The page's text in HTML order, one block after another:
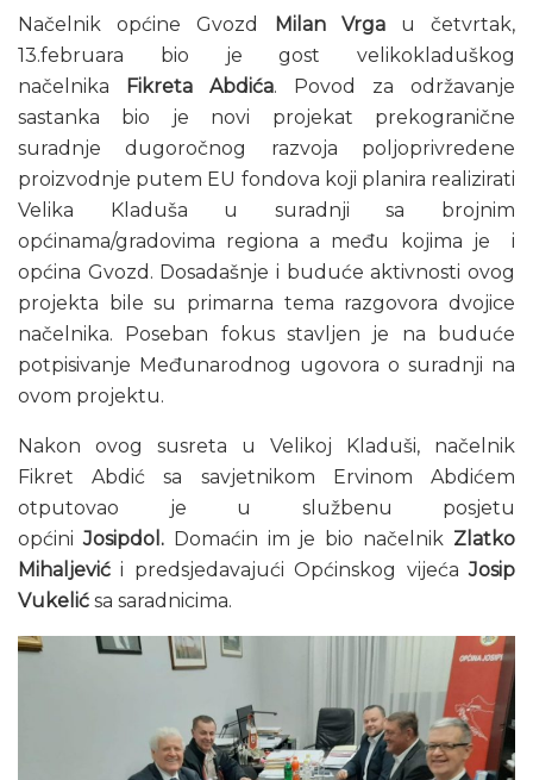
Načelnik općine Gvozd Milan Vrgau četvrtak,
13.februara bio je gost velikokladuškog
načelnika
Fikreta Abdića. Povod za održavanje
sastanka bio je novi projekat prekogranične
suradnje dugoročnog razvoja poljoprivredene
proizvodnje putem EU fondova koji planira realizirati
Velika Kladuša u suradnji sa brojnim
općinama/gradovima regiona a među kojima je i
općina Gvozd. Dosadašnje i buduće aktivnosti ovog
projekta bile su primarna tema razgovora dvojice
načelnika. Poseban fokus stavljen je na buduće
potpisivanje Međunarodnog ugovora o suradnji na
ovom projektu.
Nakon ovog susreta u Velikoj Kladuši, načelnik
Fikret Abdić sa savjetnikom Ervinom Abdićem
otputovao je u službenu posjetu
općiniJosipdol.Domaćin im je bio načelnik Zlatko
Mihaljević i predsjedavajući Općinskog vijećaJosip
Vukelić sa saradnicima.